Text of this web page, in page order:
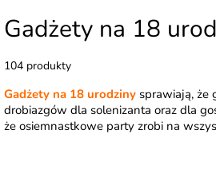
Gadżety na 18
104 produkty
Gadżety na 18 urodzinysprawiają, że
drobiazgów dla solenizanta oraz dla
że osiemnastkowe party zrobi na